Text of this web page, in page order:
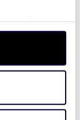
w
możesz
chwili.
treści
i